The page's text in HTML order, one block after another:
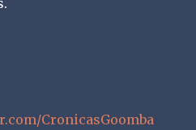
CronicasGoomba